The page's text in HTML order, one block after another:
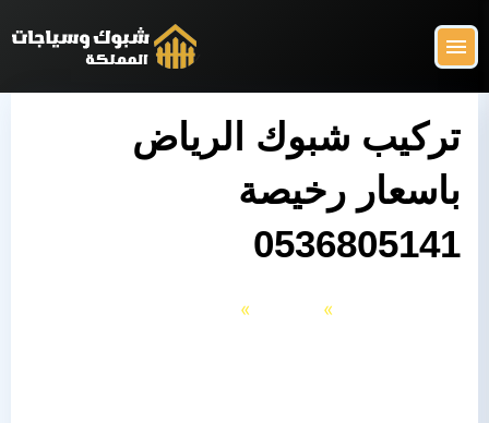
إلى
المحتوى
القائمة
البحث
عن:
شبوك وسياجات المملكة
البرجولات
تركيب شبوك الرياض
باسعار رخيصة
0536805141